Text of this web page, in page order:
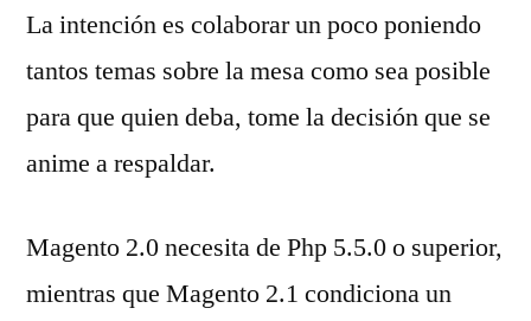
La intención es colaborar un poco poniendo
tantos temas sobre la mesa como sea posible
para que quien deba, tome la decisión que se
anime a respaldar.
Magento 2.0 necesita de Php 5.5.0 o superior,
mientras que Magento 2.1 condiciona un